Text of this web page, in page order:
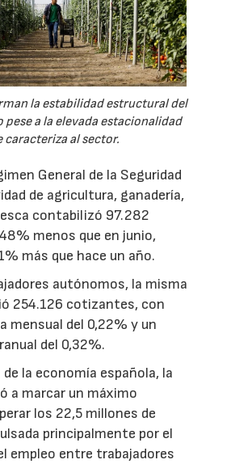
la estabilidad estructural del
pese a la elevada estacionalidad
caracteriza al sector.
General de la Seguridad
de agricultura, ganadería,
contabilizó 97.282
menos que en junio,
más que hace un año.
autónomos, la misma
254.126 cotizantes, con
mensual del 0,22% y un
del 0,32%.
la economía española, la
a marcar un máximo
los 22,5 millones de
principalmente por el
empleo entre trabajadores